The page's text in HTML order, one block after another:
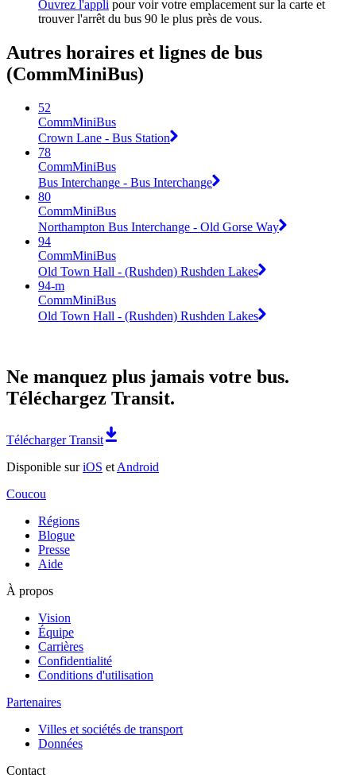
Ouvrez l'appli pour voir votre emplacement sur la carte et
trouver l'arrêt du bus 90 le plus près de vous.
Autres horaires et lignes de bus
(CommMiniBus)
52
CommMiniBus
Crown Lane - Bus Station
78
CommMiniBus
Bus Interchange - Bus Interchange
80
CommMiniBus
Northampton Bus Interchange - Old Gorse Way
94
CommMiniBus
Old Town Hall - (Rushden) Rushden Lakes
94-m
CommMiniBus
Old Town Hall - (Rushden) Rushden Lakes
Ne manquez plus jamais votre bus.
Téléchargez Transit.
Télécharger Transit
Disponible suriOS et Android
Coucou
Régions
Blogue
Presse
Aide
À propos
Vision
Équipe
Carrières
Confidentialité
Conditions d'utilisation
Partenaires
Villes et sociétés de transport
Données
Contact